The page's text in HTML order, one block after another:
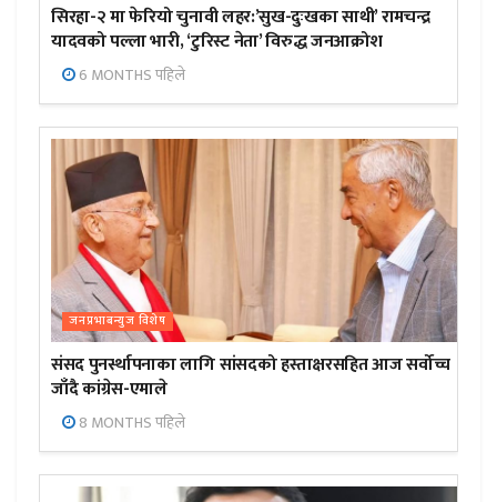
सिरहा-२ मा फेरियो चुनावी लहर:’सुख-दुःखका साथी’ रामचन्द्र
यादवको पल्ला भारी, ‘टुरिस्ट नेता’ विरुद्ध जनआक्रोश
6 MONTHS पहिले
जनप्रभाबन्युज विशेष
संसद पुनर्स्थापनाका लागि सांसदको हस्ताक्षरसहित आज सर्वोच्च
जाँदै कांग्रेस-एमाले
8 MONTHS पहिले